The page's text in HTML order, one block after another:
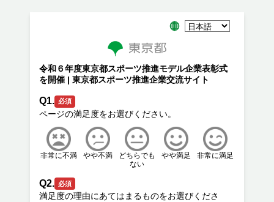
令和６年度東京都スポーツ推進モデル企業表彰式
を開催 | 東京都スポーツ推進企業交流サイト
Q1. 必須
非常に不満 やや不満
どちらでも
ない
やや満足 非常に満足
Q2. 必須
満足度の理由にあてはまるものをお選びくださ